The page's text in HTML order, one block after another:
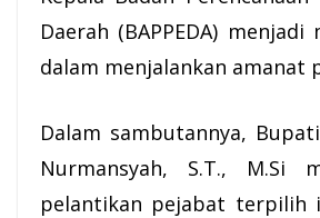
Daerah (BAPPEDA)
dalam menjalankan amanat
Dalam sambutannya,
Nurmansyah, S.T., M.Si
pelantikan pejabat terpilih